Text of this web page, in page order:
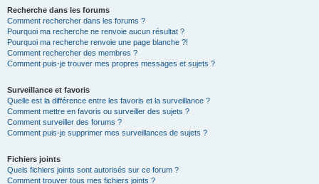
Recherche dans les forums
Comment rechercher dans les forums ?
Pourquoi ma recherche ne renvoie aucun résultat ?
Pourquoi ma recherche renvoie une page blanche ?!
Comment rechercher des membres ?
Comment puis-je trouver mes propres messages et sujets ?
Surveillance et favoris
Quelle est la différence entre les favoris et la surveillance ?
Comment mettre en favoris ou surveiller des sujets ?
Comment surveiller des forums ?
Comment puis-je supprimer mes surveillances de sujets ?
Fichiers joints
Quels fichiers joints sont autorisés sur ce forum ?
Comment trouver tous mes fichiers joints ?